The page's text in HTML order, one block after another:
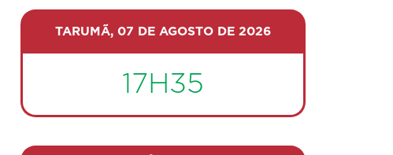
TARUMÃ, 07 DE AGOSTO DE 2026
17H35